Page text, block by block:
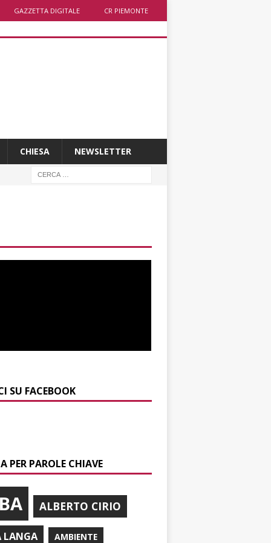
GAZZETTA DIGITALE CR PIEMONTE
CHIESA NEWSLETTER
SU FACEBOOK
PER PAROLE CHIAVE
ALBERTO CIRIO
LANGA AMBIENTE